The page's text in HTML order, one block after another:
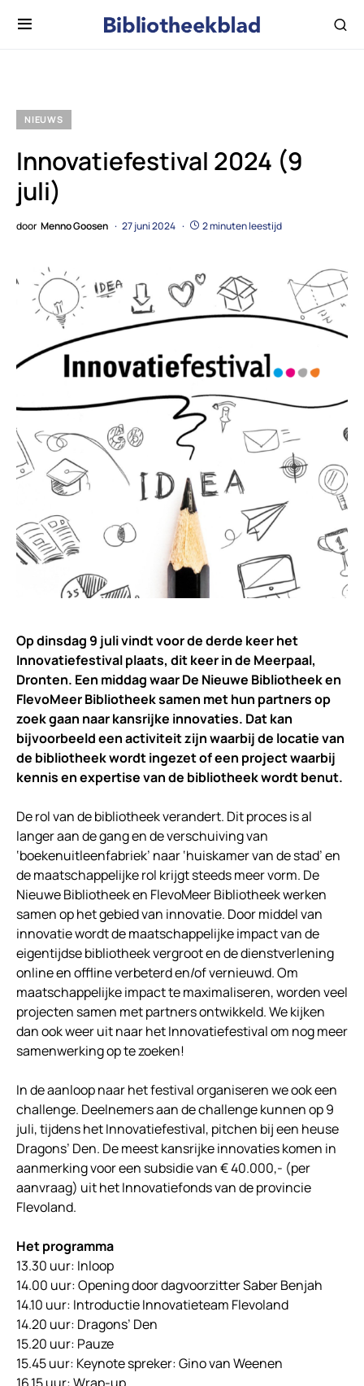
NIEUWS
Innovatiefestival 2024 (9
juli)
door Menno Goosen 27 juni 2024 2 minuten leestijd
Op dinsdag 9 juli vindt voor de derde keer het
Innovatiefestival plaats, dit keer in de Meerpaal,
Dronten. Een middag waar De Nieuwe Bibliotheek en
FlevoMeer Bibliotheek samen met hun partners op
zoek gaan naar kansrijke innovaties. Dat kan
bijvoorbeeld een activiteit zijn waarbij de locatie van
de bibliotheek wordt ingezet of een project waarbij
kennis en expertise van de bibliotheek wordt benut.
De rol van de bibliotheek verandert. Dit proces is al
langer aan de gang en de verschuiving van
‘boekenuitleenfabriek’ naar ‘huiskamer van de stad’ en
de maatschappelijke rol krijgt steeds meer vorm. De
Nieuwe Bibliotheek en FlevoMeer Bibliotheek werken
samen op het gebied van innovatie. Door middel van
innovatie wordt de maatschappelijke impact van de
eigentijdse bibliotheek vergroot en de dienstverlening
online en offline verbeterd en/of vernieuwd. Om
maatschappelijke impact te maximaliseren, worden veel
projecten samen met partners ontwikkeld. We kijken
dan ook weer uit naar het Innovatiefestival om nog meer
samenwerking op te zoeken!
In de aanloop naar het festival organiseren we ook een
challenge. Deelnemers aan de challenge kunnen op 9
juli, tijdens het Innovatiefestival, pitchen bij een heuse
Dragons’ Den. De meest kansrijke innovaties komen in
aanmerking voor een subsidie van € 40.000,- (per
aanvraag) uit het Innovatiefonds van de provincie
Flevoland.
Het programma
13.30 uur: Inloop
14.00 uur: Opening door dagvoorzitter Saber Benjah
14.10 uur: Introductie Innovatieteam Flevoland
14.20 uur: Dragons’ Den
15.20 uur: Pauze
15.45 uur: Keynote spreker: Gino van Weenen